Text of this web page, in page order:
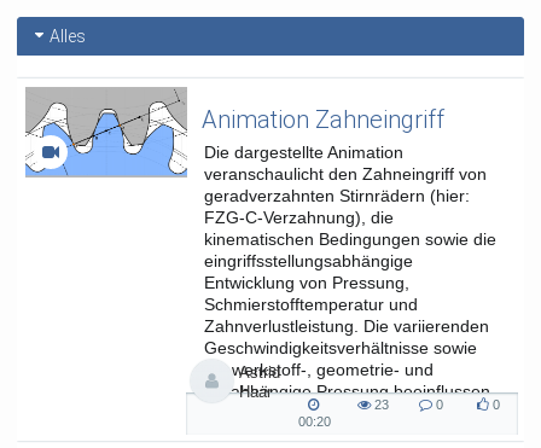
Alles
Animation Zahneingriff
Die dargestellte Animation
veranschaulicht den Zahneingriff von
geradverzahnten Stirnrädern (hier:
FZG-C-Verzahnung), die
kinematischen Bedingungen sowie die
eingriffsstellungsabhängige
Entwicklung von Pressung,
Schmierstofftemperatur und
Zahnverlustleistung. Die variierenden
Geschwindigkeitsverhältnisse sowie
die werkstoff-, geometrie- und
lastabhängige Pressung beeinflussen
Astrid
Haar
00:20
00:20
23
views
0
Kommentare
0
likes